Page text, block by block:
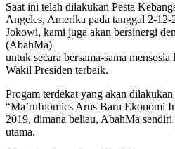
Saat ini telah dilakukan Pesta
Angeles, Amerika pada tanggal 2-
Jokowi, kami juga akan bersinergi
(AbahMa)
untuk secara bersama-sama
Wakil Presiden terbaik.
Progam terdekat yang akan
“Ma’rufnomics Arus Baru Ekonomi
2019, dimana beliau, AbahMa
utama.